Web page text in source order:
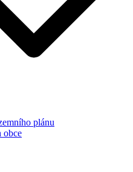
plánu
obce